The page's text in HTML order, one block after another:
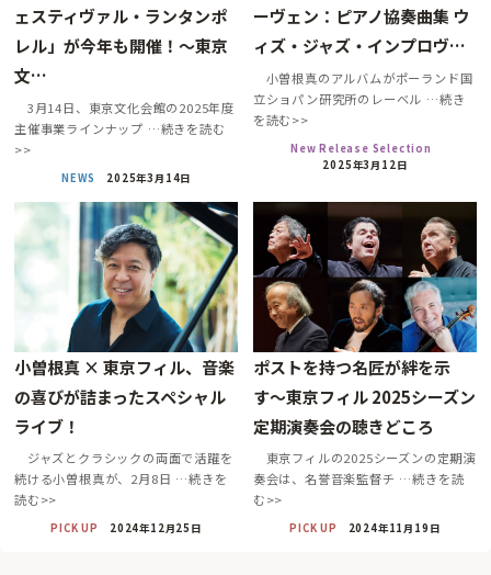
ェスティヴァル・ランタンポ
レル」が今年も開催！～東京
文…
3月14日、東京文化会館の2025年度
主催事業ラインナップ …続きを読む
>>
NEWS 2025年3月14日
ーヴェン：ピアノ協奏曲集 ウ
ィズ・ジャズ・インプロヴ…
小曽根真のアルバムがポーランド国
立ショパン研究所のレーベル …続き
を読む>>
New Release Selection
2025年3月12日
小曽根真 × 東京フィル、音楽
の喜びが詰まったスペシャル
ライブ！
ジャズとクラシックの両面で活躍を
続ける小曽根真が、2月8日 …続きを
読む>>
PICK UP 2024年12月25日
ポストを持つ名匠が絆を示
す〜東京フィル 2025シーズン
定期演奏会の聴きどころ
東京フィルの2025シーズンの定期演
奏会は、名誉音楽監督チ …続きを読
む>>
PICK UP 2024年11月19日